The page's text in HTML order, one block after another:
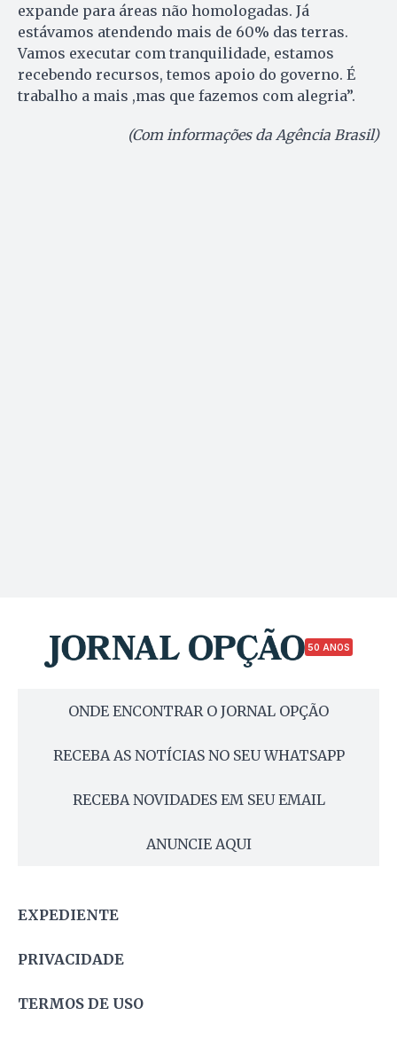
expande para áreas não homologadas. Já
estávamos atendendo mais de 60% das terras.
Vamos executar com tranquilidade, estamos
recebendo recursos, temos apoio do governo. É
trabalho a mais ,mas que fazemos com alegria”.
(Com informações da Agência Brasil)
50 ANOS
ONDE ENCONTRAR O JORNAL OPÇÃO
RECEBA AS NOTÍCIAS NO SEU WHATSAPP
RECEBA NOVIDADES EM SEU EMAIL
ANUNCIE AQUI
EXPEDIENTE
PRIVACIDADE
TERMOS DE USO